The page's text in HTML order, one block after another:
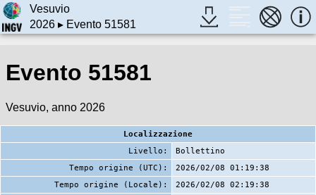
Vesuvio
2026▸ Evento 51581
Evento 51581
Vesuvio, anno 2026
Localizzazione
Livello:
Bollettino
Tempo origine (UTC):
2026/02/08 01:19:38
Tempo origine (Locale):
2026/02/08 02:19:38